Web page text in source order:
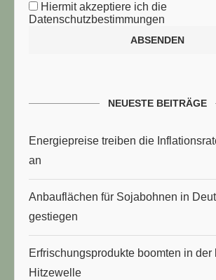
Hiermit akzeptiere ich die
Datenschutzbestimmungen
NEUESTE BEITRÄGE
Energiepreise treiben die
an
Anbauflächen für Sojabohnen in
gestiegen
Erfrischungsprodukte boomten in der
Hitzewelle